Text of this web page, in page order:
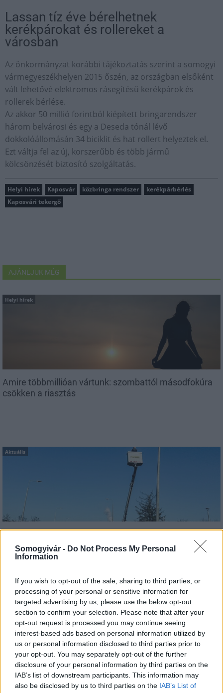
Somogyivár - Do Not Process My Personal
Information
If you wish to opt-out of the sale, sharing to third parties, or
processing of your personal or sensitive information for
targeted advertising by us, please use the below opt-out
section to confirm your selection. Please note that after your
opt-out request is processed you may continue seeing
interest-based ads based on personal information utilized by
us or personal information disclosed to third parties prior to
your opt-out. You may separately opt-out of the further
disclosure of your personal information by third parties on the
IAB’s list of downstream participants. This information may
also be disclosed by us to third parties on the IAB’s List of
Lassan tíz éve bérelhetnek
kerékpárokat és rollereket a
városban
Az önkormányzat korábbi tájékoztatás szerint a somogyi
vármegyeszékhelyen 2015 őszén, az országban elsőként
vált lehetővé elektromos rásegítésű kerékpárok és
rollerek bérlése.
Az akkor 50 millió forintból kiépített bringarendszer
három belvárosi és egy a Deseda tónál lévő
dokkolóállomásán 34 biciklit és hat rollert helyeztek el.
Ezt váltja fel az új, korszerűbb és több jármű
kölcsönzését biztosító szolgáltatás.
Helyi hírek Kaposvár közbringa rendszer
kerékpárbérlés
Kaposvári tekergő
AJÁNLJUK MÉG
Helyi hírek
Amire többmillióan vártunk: szombattól másodfokúra
csökken a riasztás
Aktuális
Országos hírek
Kecskeméten is szakirányú továbbképzésekkel erősít a